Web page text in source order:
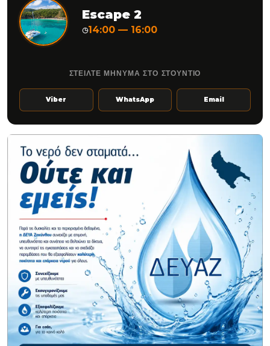
Escape 2
◷14:00 — 16:00
ΣΤΕΙΛΤΕ ΜΗΝΥΜΑ ΣΤΟ ΣΤΟΥΝΤΙΟ
Viber WhatsApp Email